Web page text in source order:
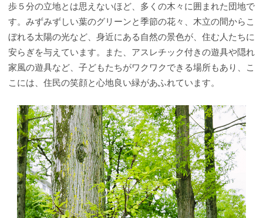
歩５分の立地とは思えないほど、多くの木々に囲まれた団地で
す。みずみずしい葉のグリーンと季節の花々、木立の間からこ
ぼれる太陽の光など、身近にある自然の景色が、住む人たちに
安らぎを与えています。また、アスレチック付きの遊具や隠れ
家風の遊具など、子どもたちがワクワクできる場所もあり、こ
こには、住民の笑顔と心地良い緑があふれています。